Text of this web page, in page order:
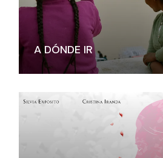
A DÓNDE IR